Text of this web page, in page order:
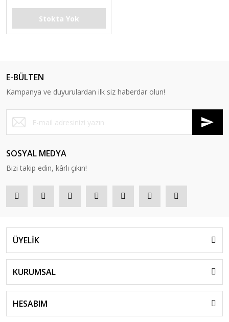
Stokta Yok
E-BÜLTEN
Kampanya ve duyurulardan ilk siz haberdar olun!
SOSYAL MEDYA
Bizi takip edin, kârlı çıkın!
ÜYELİK
KURUMSAL
HESABIM